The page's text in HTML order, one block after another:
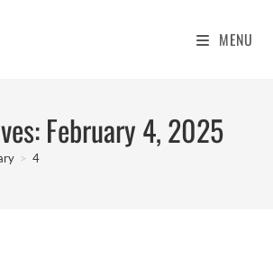
MENU
February 4, 2025
> 4